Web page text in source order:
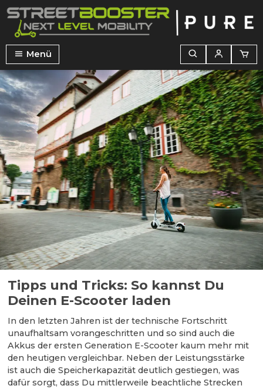
springen
Menü
Tipps und Tricks: So kannst Du
Deinen E-Scooter laden
In den letzten Jahren ist der technische Fortschritt
unaufhaltsam vorangeschritten und so sind auch die
Akkus der ersten Generation E-Scooter kaum mehr mit
den heutigen vergleichbar. Neben der Leistungsstärke
ist auch die Speicherkapazität deutlich gestiegen, was
dafür sorgt, dass Du mittlerweile beachtliche Strecken